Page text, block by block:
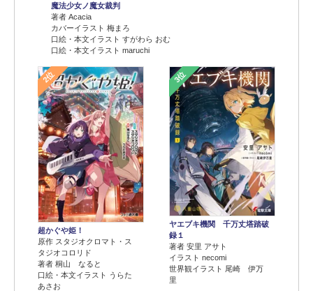
魔法少女ノ魔女裁判
著者 Acacia
カバーイラスト 梅まろ
口絵・本文イラスト すがわら おむ
口絵・本文イラスト maruchi
2位
超かぐや姫！
原作 スタジオクロマト・ス
タジオコロリド
著者 桐山 なると
口絵・本文イラスト うらた
あさお
3位
ヤエブキ機関 千万丈塔踏破
録１
著者 安里 アサト
イラスト necomi
世界観イラスト 尾崎 伊万
里